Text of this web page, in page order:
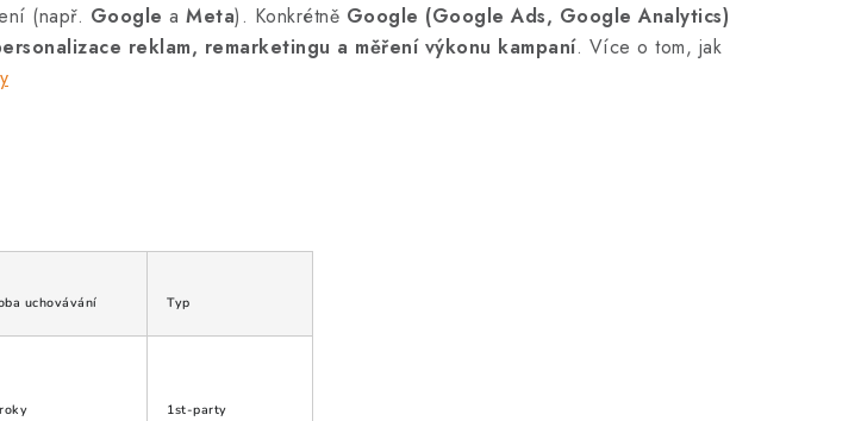
(např. Google a Meta). Konkrétně Google (Google Ads, Google Analytics)
reklam, remarketingu a měření výkonu kampaní. Více o tom, jak
uchovávání Typ
1st-party